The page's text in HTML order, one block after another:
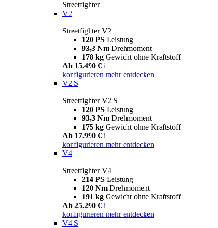
Streetfighter
V2
Streetfighter V2
120 PS Leistung
93,3 Nm Drehmoment
178 kg Gewicht ohne Kraftstoff
Ab 15.490 € i
konfigurieren mehr entdecken
V2 S
Streetfighter V2 S
120 PS Leistung
93,3 Nm Drehmoment
175 kg Gewicht ohne Kraftstoff
Ab 17.990 € i
konfigurieren mehr entdecken
V4
Streetfighter V4
214 PS Leistung
120 Nm Drehmoment
191 kg Gewicht ohne Kraftstoff
Ab 25.290 € i
konfigurieren mehr entdecken
V4 S